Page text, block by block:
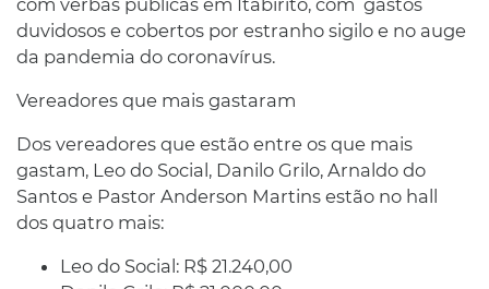
duvidosos e cobertos por estranho sigilo e no auge
da pandemia do coronavírus.
Vereadores que mais gastaram
Dos vereadores que estão entre os que mais
gastam, Leo do Social, Danilo Grilo, Arnaldo do
Santos e Pastor Anderson Martins estão no hall
dos quatro mais:
Leo do Social: R$ 21.240,00